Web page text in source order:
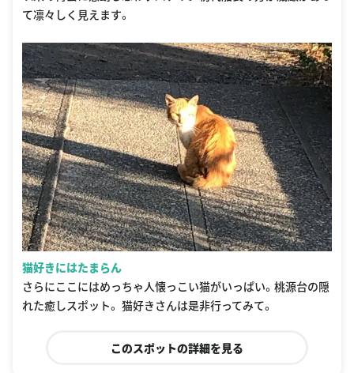
て凛々しく見えます。
猫好きにはたまらん
さらにここにはめっちゃ人懐っこい猫がいっぱい。桃源台の隠
れた癒しスポット。 猫好きさんは是非行ってみて。
このスポットの詳細を見る